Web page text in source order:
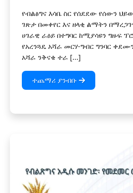
የብልፅግና እሳቤ ስር የሰደደው የሰውን
ገጽታ በመቀየር እና ዘላቂ ልማትን
ሀገራዊ ራዕይ በተግባር ከሚያሳዩን ግዙፍ
የአረንጓዴ አሻራ መርሃ-ግብር ግንባር
አሻራ ንቅናቄ ተራ [...]
ተጨማሪ ያንብቡ